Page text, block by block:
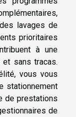
lavages de
prioritaires
à une
sans tracas.
vous vous
stationnement
de prestations
de